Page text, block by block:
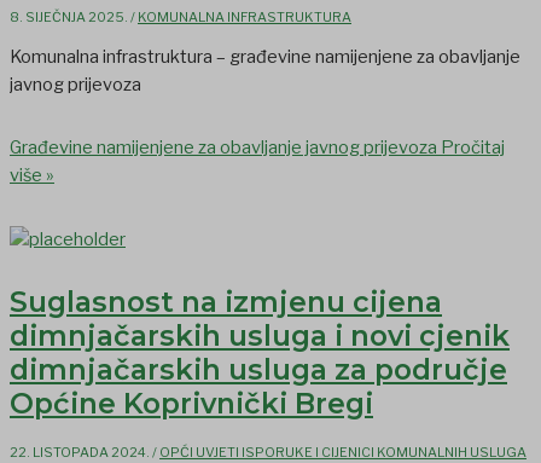
8. SIJEČNJA 2025. / KOMUNALNA INFRASTRUKTURA
Komunalna infrastruktura – građevine namijenjene za obavljanje
javnog prijevoza
Građevine namijenjene za obavljanje javnog prijevoza Pročitaj
više »
Suglasnost na izmjenu cijena
dimnjačarskih usluga i novi cjenik
dimnjačarskih usluga za područje
Općine Koprivnički Bregi
22. LISTOPADA 2024. / OPĆI UVJETI ISPORUKE I CIJENICI KOMUNALNIH USLUGA